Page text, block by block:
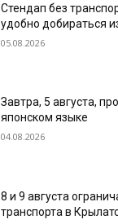
Стендап без
удобно добираться
05.08.2026
Завтра, 5 августа,
японском языке
04.08.2026
8 и 9 августа
транспорта в